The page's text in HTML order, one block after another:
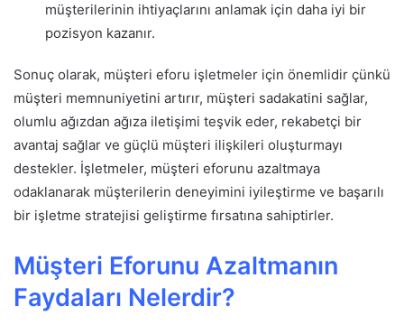
müşterilerinin ihtiyaçlarını anlamak için daha iyi bir
pozisyon kazanır.
Sonuç olarak, müşteri eforu işletmeler için önemlidir çünkü
müşteri memnuniyetini artırır, müşteri sadakatini sağlar,
olumlu ağızdan ağıza iletişimi teşvik eder, rekabetçi bir
avantaj sağlar ve güçlü müşteri ilişkileri oluşturmayı
destekler. İşletmeler, müşteri eforunu azaltmaya
odaklanarak müşterilerin deneyimini iyileştirme ve başarılı
bir işletme stratejisi geliştirme fırsatına sahiptirler.
Müşteri Eforunu Azaltmanın
Faydaları Nelerdir?